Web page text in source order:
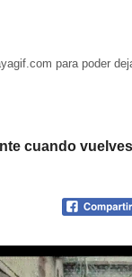
para poder
cuando